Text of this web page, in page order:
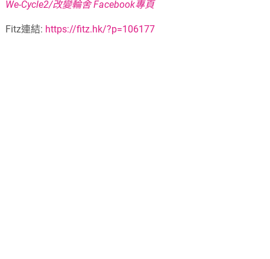
We-Cycle2/改變輪舍 Facebook專頁
Fitz連結: https://fitz.hk/?p=106177